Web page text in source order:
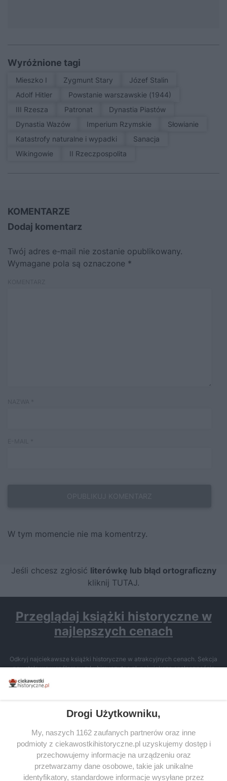
Wyróżnione tagi
Mieszko I Zygmunt Stary
Józef Stalin
Adolf Hitler
Powstanie warszawskie (1944)
III Rzesza
patronat
Dynastia Piastów
Dynastia Wazów
Imperium Rzymskie
Słowianie
Katastrofy naturalne i wypadki
sanacja
Wikingowie
II Rzeczpospolita
KOMENTARZE
Dodaj komentarz
Twój adres e-mail nie zostanie opublikowany.
Wymagane pola są oznaczone *
W tym momencie nie ma komentrzy.
Jeśli chcesz zgłosić literówkę lub błąd ortograficzny
kliknij TUTAJ.
Przeglądaj książki historyczne w
najlepszych cenach
Odkryj najciekawsze książki historyczne w atrakcyjnych cenach. Sekcja
powstała we współpracy z Lubimyczytac.pl, największą społecznością
miłośników literatury w Polsce – dzięki temu możesz wybierać spośród
tytułów najwyżej ocenianych przez czytelników.
SERWIS
SPOŁECZNOŚĆ
Drogi Użytkowniku,
My, naszych 1162 zaufanych partnerów oraz inne
podmioty z ciekawostkihistoryczne.pl uzyskujemy dostęp i
przechowujemy informacje na urządzeniu oraz
przetwarzamy dane osobowe, takie jak unikalne
identyfikatory, standardowe informacje wysyłane przez